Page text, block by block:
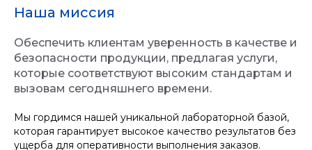
Наша миссия
Обеспечить клиентам уверенность в качестве и
безопасности продукции, предлагая услуги,
которые соответствуют высоким стандартам и
вызовам сегодняшнего времени.
Мы гордимся нашей уникальной лабораторной базой,
которая гарантирует высокое качество результатов без
ущерба для оперативности выполнения заказов.